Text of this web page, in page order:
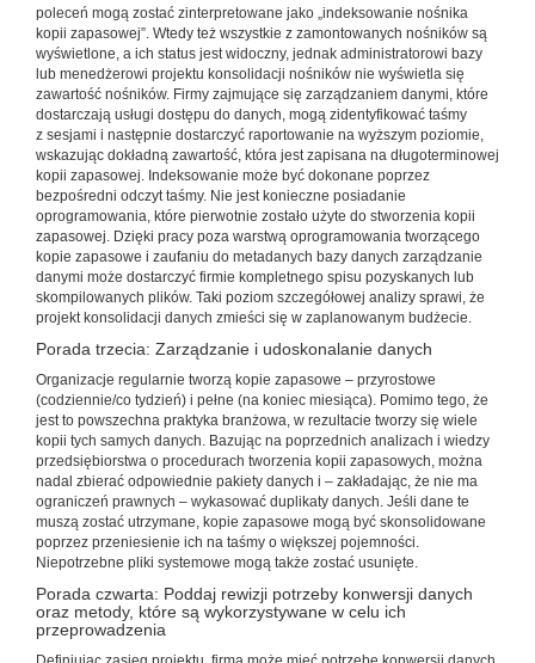
poleceń mogą zostać zinterpretowane jako „indeksowanie nośnika
kopii zapasowej”. Wtedy też wszystkie z zamontowanych nośników są
wyświetlone, a ich status jest widoczny, jednak administratorowi bazy
lub menedżerowi projektu konsolidacji nośników nie wyświetla się
zawartość nośników. Firmy zajmujące się zarządzaniem danymi, które
dostarczają usługi dostępu do danych, mogą zidentyfikować taśmy
z sesjami i następnie dostarczyć raportowanie na wyższym poziomie,
wskazując dokładną zawartość, która jest zapisana na długoterminowej
kopii zapasowej. Indeksowanie może być dokonane poprzez
bezpośredni odczyt taśmy. Nie jest konieczne posiadanie
oprogramowania, które pierwotnie zostało użyte do stworzenia kopii
zapasowej. Dzięki pracy poza warstwą oprogramowania tworzącego
kopie zapasowe i zaufaniu do metadanych bazy danych zarządzanie
danymi może dostarczyć firmie kompletnego spisu pozyskanych lub
skompilowanych plików. Taki poziom szczegółowej analizy sprawi, że
projekt konsolidacji danych zmieści się w zaplanowanym budżecie.
Porada trzecia: Zarządzanie i udoskonalanie danych
Organizacje regularnie tworzą kopie zapasowe – przyrostowe
(codziennie/co tydzień) i pełne (na koniec miesiąca). Pomimo tego, że
jest to powszechna praktyka branżowa, w rezultacie tworzy się wiele
kopii tych samych danych. Bazując na poprzednich analizach i wiedzy
przedsiębiorstwa o procedurach tworzenia kopii zapasowych, można
nadal zbierać odpowiednie pakiety danych i – zakładając, że nie ma
ograniczeń prawnych – wykasować duplikaty danych. Jeśli dane te
muszą zostać utrzymane, kopie zapasowe mogą być skonsolidowane
poprzez przeniesienie ich na taśmy o większej pojemności.
Niepotrzebne pliki systemowe mogą także zostać usunięte.
Porada czwarta: Poddaj rewizji potrzeby konwersji danych
oraz metody, które są wykorzystywane w celu ich
przeprowadzenia